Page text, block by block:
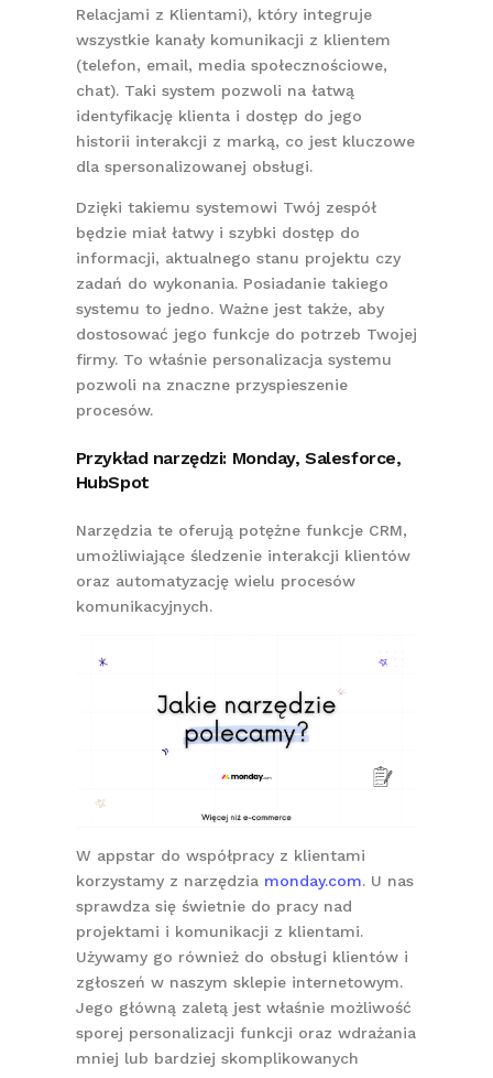
Relacjami z Klientami), który integruje
wszystkie kanały komunikacji z klientem
(telefon, email, media społecznościowe,
chat). Taki system pozwoli na łatwą
identyfikację klienta i dostęp do jego
historii interakcji z marką, co jest kluczowe
dla spersonalizowanej obsługi.
Dzięki takiemu systemowi Twój zespół
będzie miał łatwy i szybki dostęp do
informacji, aktualnego stanu projektu czy
zadań do wykonania. Posiadanie takiego
systemu to jedno. Ważne jest także, aby
dostosować jego funkcje do potrzeb Twojej
firmy. To właśnie personalizacja systemu
pozwoli na znaczne przyspieszenie
procesów.
Przykład narzędzi: Monday, Salesforce,
HubSpot
Narzędzia te oferują potężne funkcje CRM,
umożliwiające śledzenie interakcji klientów
oraz automatyzację wielu procesów
komunikacyjnych.
W appstar do współpracy z klientami
korzystamy z narzędzia monday.com. U nas
sprawdza się świetnie do pracy nad
projektami i komunikacji z klientami.
Używamy go również do obsługi klientów i
zgłoszeń w naszym sklepie internetowym.
Jego główną zaletą jest właśnie możliwość
sporej personalizacji funkcji oraz wdrażania
mniej lub bardziej skomplikowanych